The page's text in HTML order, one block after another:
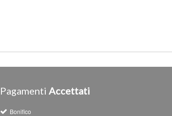
Pagamenti Accettati
Bonifico